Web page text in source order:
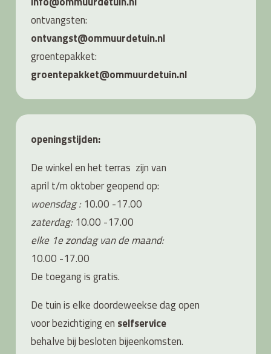
ontvangsten:
ontvangst@ommuurdetuin.nl
groentepakket:
groentepakket@ommuurdetuin.nl
openingstijden:
De winkel en het terras zijn van
april t/m oktober geopend op:
woensdag :10.00 -17.00
zaterdag: 10.00 -17.00
elke 1e zondag van de maand:
10.00 -17.00
De toegang is gratis.
De tuin is elke doordeweekse dag open
voor bezichtiging en selfservice
behalve bij besloten bijeenkomsten.